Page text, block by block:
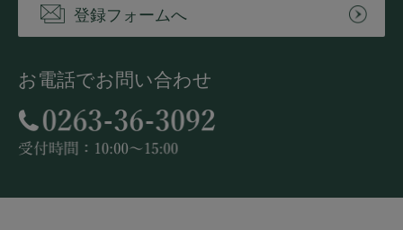
登録フォームへ
お電話でお問い合わせ